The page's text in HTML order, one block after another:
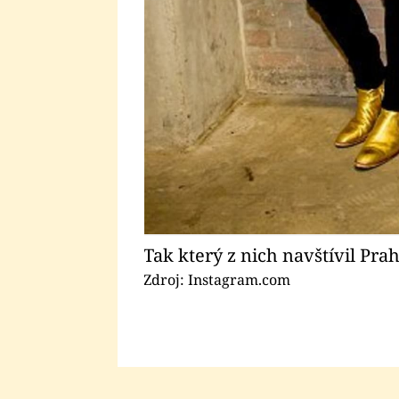
Tak který z nich navštívil
Zdroj: Instagram.com